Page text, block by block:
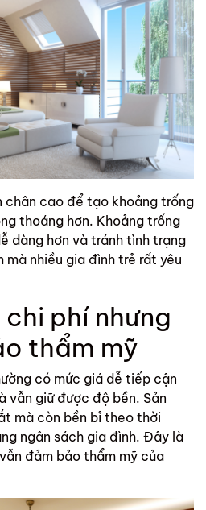
chân cao để tạo khoảng trống
thoáng hơn. Khoảng trống
dàng hơn và tránh tình trạng
nhiều gia đình trẻ rất yêu
phí nhưng
thẩm mỹ
có mức giá dễ tiếp cận
vẫn giữ được độ bền. Sản
mà còn bền bỉ theo thời
ngân sách gia đình. Đây là
đảm bảo thẩm mỹ của